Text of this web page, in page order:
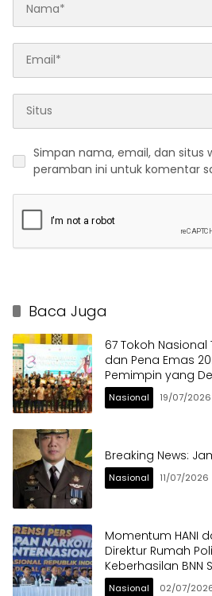
Simpan nama, email, dan situs
peramban ini untuk komentar
Baca Juga
67 Tokoh
dan Pena Emas
Pemimpin yang
Nasional 19/07/2026
Breaking News:
Nasional 11/07/2026
Momentum HANI
Direktur Rumah
Keberhasilan
Anak Bangsa dari
Nasional 02/07/